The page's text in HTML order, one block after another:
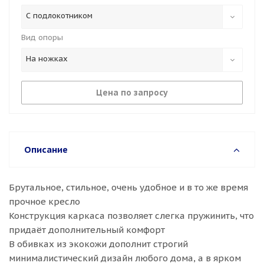
С подлокотником
Вид опоры
На ножках
Цена по запросу
Описание
Брутальное, стильное, очень удобное и в то же время
прочное кресло
Конструкция каркаса позволяет слегка пружинить, что
придаёт дополнительный комфорт
В обивках из экокожи дополнит строгий
минималистический дизайн любого дома, а в ярком